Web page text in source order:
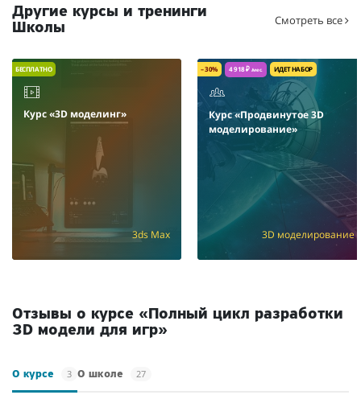
Другие курсы и тренинги
Школы
Смотреть все
БЕСПЛАТНО
Курс «3D моделинг»
3ds Max
– 30% 4 918 ₽ /мес. ИДЕТ НАБОР
Курс «Продвинутое 3D
моделирование»
3D моделирование
Отзывы о курсе «Полный цикл разработки
3D модели для игр»
О курсе 3 О школе 27